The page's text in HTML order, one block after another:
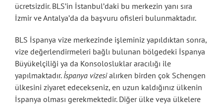
ücretsizdir. BLS’in İstanbul’daki bu merkezin yanı sıra
İzmir ve Antalya’da da başvuru ofisleri bulunmaktadır.
BLS İspanya vize merkezinde işleminiz yapıldıktan sonra,
vize değerlendirmeleri bağlı bulunan bölgedeki İspanya
Büyükelçiliği ya da Konsolosluklar aracılığı ile
yapılmaktadır. İspanya vizesialırken birden çok Schengen
ülkesini ziyaret edecekseniz, en uzun kaldığınız ülkenin
İspanya olması gerekmektedir. Diğer ülke veya ülkelere